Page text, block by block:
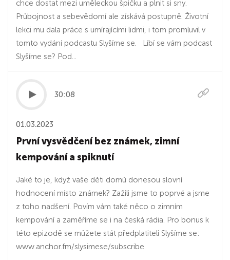
chce dostat mezi uměleckou špičku a plnit si sny.
Průbojnost a sebevědomí ale získává postupně. Životní
lekci mu dala práce s umírajícími lidmi, i tom promluvil v
tomto vydání podcastu Slyšíme se. Líbí se vám podcast
Slyšíme se? Pod...
30:08
01.03.2023
První vysvědčení bez známek, zimní
kempování a spiknutí
Jaké to je, když vaše děti domů donesou slovní
hodnocení místo známek? Zažili jsme to poprvé a jsme
z toho nadšení. Povím vám také něco o zimním
kempování a zaměříme se i na česká rádia. Pro bonus k
této epizodě se můžete stát předplatiteli Slyšíme se:
www.anchor.fm/slysimese/subscribe